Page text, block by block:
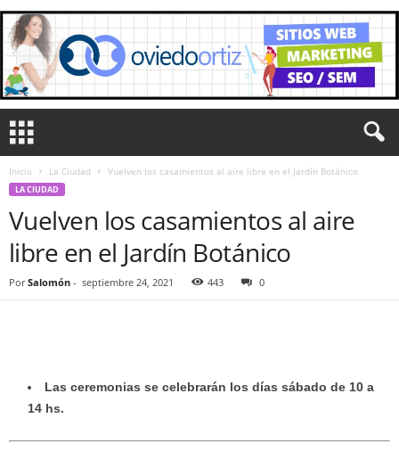
Inicio La Ciudad Vuelven los casamientos al aire libre en el Jardín Botánico
LA CIUDAD
Vuelven los casamientos al aire
libre en el Jardín Botánico
Por Salomón - septiembre 24, 2021 443 0
Las ceremonias se celebrarán los días sábado de 10 a
14 hs.